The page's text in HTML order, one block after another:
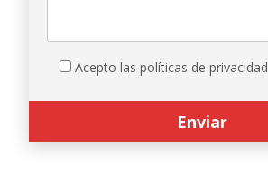
Acepto las políticas de privacidad